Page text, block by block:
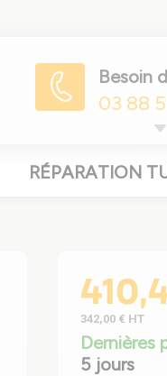
Besoin
03 88
RÉPARATION
342,00 € HT
Dernières
5 jours